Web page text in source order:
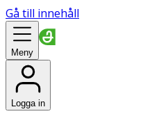
Gå till innehåll
Meny
Logga in